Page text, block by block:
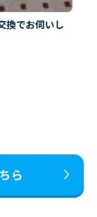
換でお伺いし
ら